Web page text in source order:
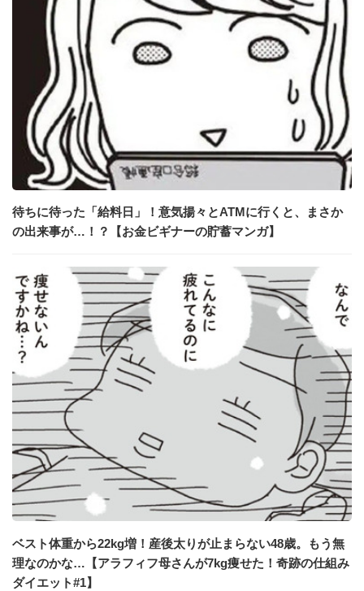
待ちに待った「給料日」！意気揚々とATMに行くと、まさか
の出来事が…！？【お金ビギナーの貯蓄マンガ】
ベスト体重から22kg増！産後太りが止まらない48歳。もう無
理なのかな…【アラフィフ母さんが7kg痩せた！奇跡の仕組み
ダイエット#1】